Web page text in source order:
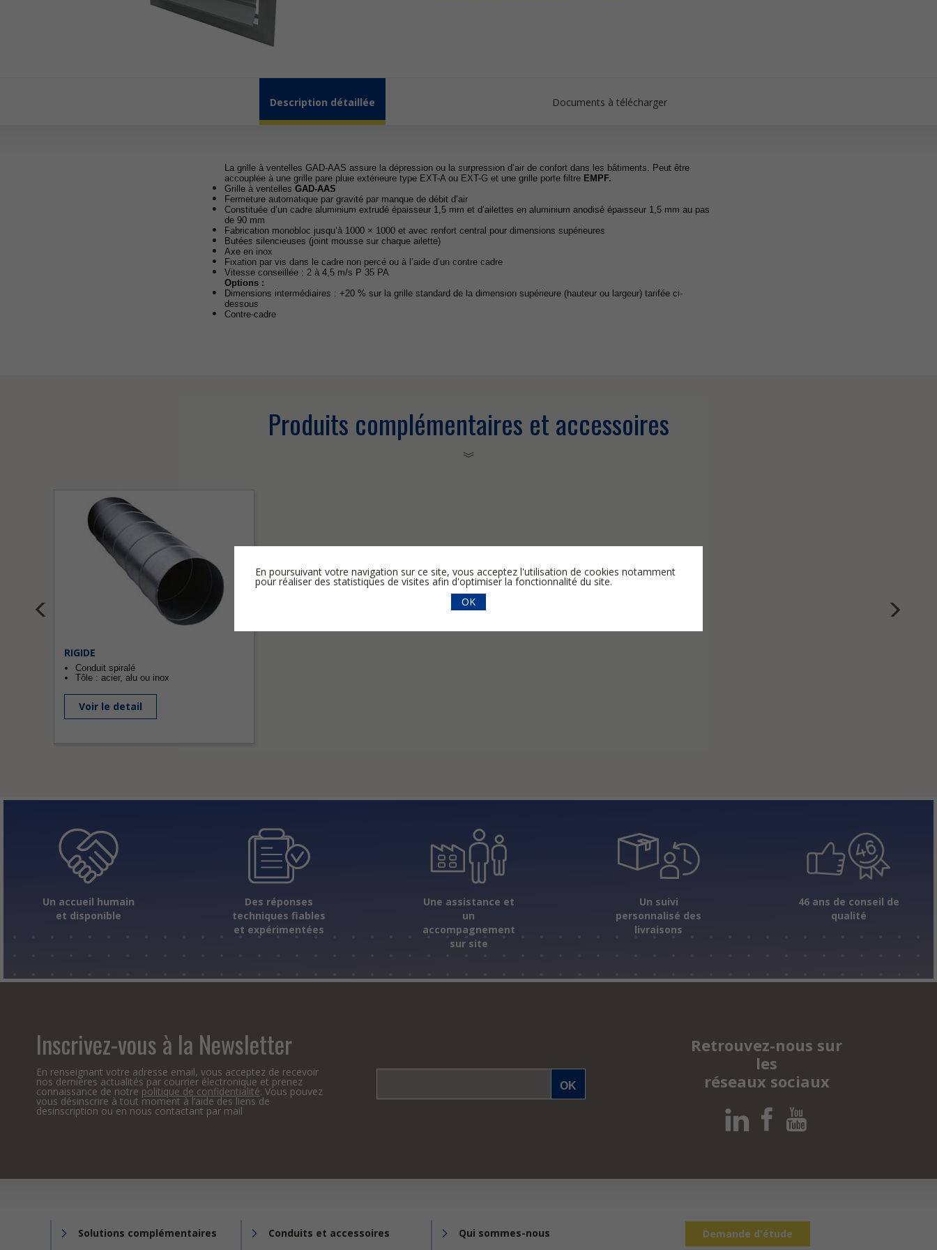
Produits complémentaires et accessoires
RIGIDE
Conduit spiralé
Tôle : acier, alu ou inox
Voir le detail
Description détaillée Documents à télécharger
La grille à ventelles GAD-AAS assure la dépression ou la surpression d’air de confort dans les bâtiments. Peut être
accouplée à une grille pare pluie extérieure type EXT-A ou EXT-G et une grille porte filtre EMPF.
Grille à ventelles GAD-AAS
Fermeture automatique par gravité par manque de débit d’air
Constituée d’un cadre aluminium extrudé épaisseur 1,5 mm et d’ailettes en aluminium anodisé épaisseur 1,5 mm au pas
de 90 mm
Fabrication monobloc jusqu’à 1000 × 1000 et avec renfort central pour dimensions supérieures
Butées silencieuses (joint mousse sur chaque ailette)
Axe en inox
Fixation par vis dans le cadre non percé ou à l’aide d’un contre cadre
Vitesse conseillée : 2 à 4,5 m/s P 35 PA
Options :
Dimensions intermédiaires : +20 % sur la grille standard de la dimension supérieure (hauteur ou largeur) tarifée ci-
dessous
Contre-cadre
Un accueil humain
et disponible
Des réponses
techniques fiables
et expérimentées
Une assistance et
un
accompagnement
sur site
Un suivi
personnalisé des
livraisons
46 ans de conseil de
qualité
Inscrivez-vous à la Newsletter
En renseignant votre adresse email, vous acceptez de recevoir
nos dernières actualités par courrier électronique et prenez
connaissance de notre politique de confidentialité. Vous pouvez
vous désinscrire à tout moment à l’aide des liens de
desinscription ou en nous contactant par mail
Retrouvez-nous sur
les
réseaux sociaux
Solutions complémentaires Conduits et accessoires Qui sommes-nous Demande d'étude
En poursuivant votre navigation sur ce site, vous acceptez l'utilisation de cookies notamment
pour réaliser des statistiques de visites afin d'optimiser la fonctionnalité du site.
OK